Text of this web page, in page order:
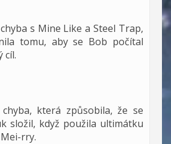
s Mine Like a Steel Trap,
tomu, aby se Bob počítal
cíl.
chyba, která způsobila, že se
složil, když použila ultimátku
rry.